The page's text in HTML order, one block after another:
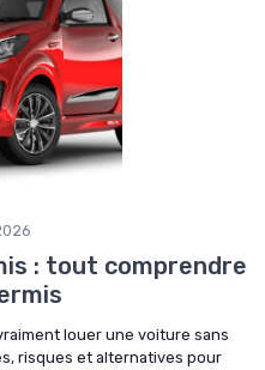
: tout comprendre
louer une voiture sans
risques et alternatives pour